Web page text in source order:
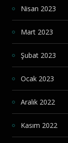
Nisan 2023
Mart 2023
Şubat 2023
Ocak 2023
Aralık 2022
Kasım 2022